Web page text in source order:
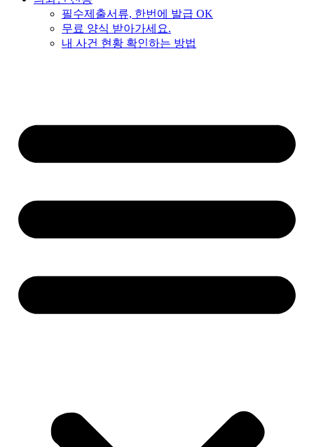
필수제출서류, 한번에 발급 OK
무료 양식 받아가세요.
내 사건 현황 확인하는 방법